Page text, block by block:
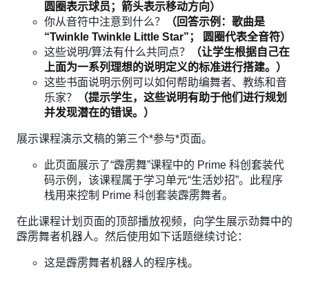
圆圈表示球员；箭头表示移动方向）
你从音符中注意到什么？
（回答示例：歌曲是
“Twinkle Twinkle Little Star”； 圆圈代表全音符）
这些说明/算法有什么共同点？
（让学生根据自己在
上面为一系列理想的说明定义的标准进行搭建。）
这些书面说明示例可以如何帮助编舞者、教练和音
乐家？
（提示学生，这些说明有助于他们进行规划
并发现潜在的错误。）
展示课程演示文稿的第三个*参与*页面。
此页面展示了“霹雳舞”课程中的 Prime 科创套装代
码示例，该课程属于学习单元“生活妙招”。此程序
栈用来控制 Prime 科创套装霹雳舞者。
在此课程计划页面的顶部播放视频，向学生展示劲舞中的
霹雳舞者机器人。然后使用如下话题继续讨论：
这是霹雳舞者机器人的程序栈。